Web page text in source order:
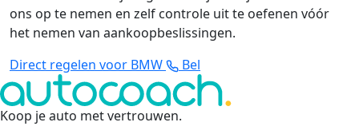
ons op te nemen en zelf controle uit te oefenen vóór
het nemen van aankoopbeslissingen.
Direct regelen voor BMW
Bel
Koop je auto met vertrouwen.